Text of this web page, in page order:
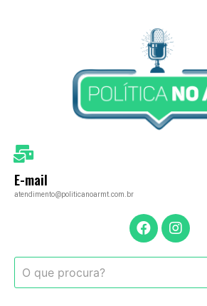
E-mail
atendimento@politicanoarmt.com.br